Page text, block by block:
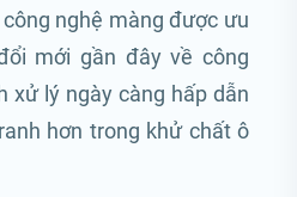
nghệ màng được ưu
mới gần đây về công
xử lý ngày càng hấp dẫn
hơn trong khử chất ô